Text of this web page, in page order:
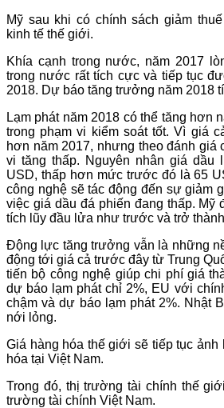
Mỹ sau khi có chính sách giảm
kinh tế thế giới.
Khía cạnh trong nước, năm 2017
trong nước rất tích cực và tiếp tục
2018. Dự báo tăng trưởng năm 2018
Lạm phát năm 2018 có thể tăng hơn
trong phạm vi kiểm soát tốt. Vì giá
hơn năm 2017, nhưng theo đánh giá
vi tăng thấp. Nguyên nhân giá dầu
USD, thấp hơn mức trước đó là 65
công nghệ sẽ tác động đến sự giảm
việc giá dầu đá phiến đang thấp. Mỹ
tích lũy đầu lửa như trước và trở
Động lực tăng trưởng vẫn là những
động tới giá cả trước đây từ Trung
tiến bộ công nghệ giúp chi phí giá
dự báo lạm phát chỉ 2%, EU với
chậm và dự báo lạm phát 2%. Nhật
nới lỏng.
Giá hàng hóa thế giới sẽ tiếp tục
hóa tại Việt Nam.
Trong đó, thị trường tài chính thế
trường tài chính Việt Nam.